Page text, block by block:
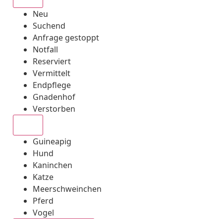
Neu
Suchend
Anfrage gestoppt
Notfall
Reserviert
Vermittelt
Endpflege
Gnadenhof
Verstorben
Guineapig
Hund
Kaninchen
Katze
Meerschweinchen
Pferd
Vogel